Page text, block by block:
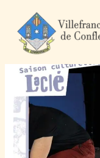
Accueil 2025
Spectacle On n’a